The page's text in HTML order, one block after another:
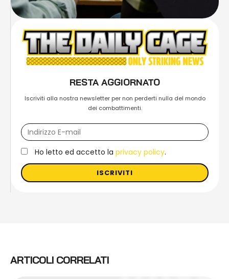
RESTA AGGIORNATO
Iscriviti alla nostra newsletter per non perderti nulla del mondo
dei combattimenti.
Ho letto ed accetto la privacy policy.
ISCRIVITI
ARTICOLI CORRELATI